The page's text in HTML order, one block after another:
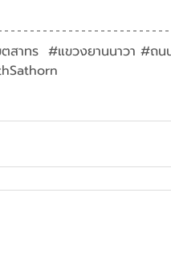
สาทร  #แขวงยานนาวา #ถ